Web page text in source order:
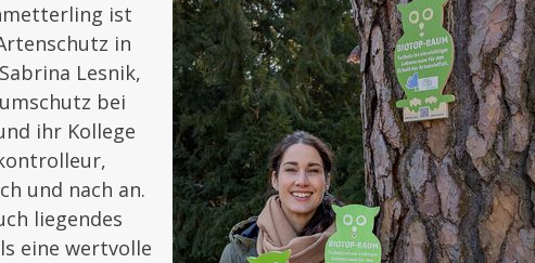
ist
in
Lesnik,
bei
ihr Kollege
und nach an.
liegendes
eine wertvolle